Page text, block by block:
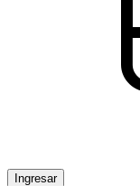
Ingresar